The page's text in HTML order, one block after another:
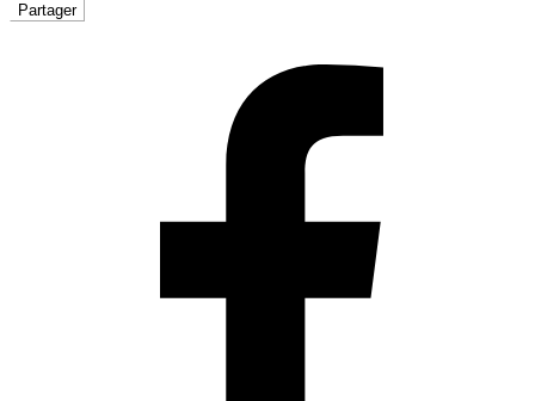
Partager